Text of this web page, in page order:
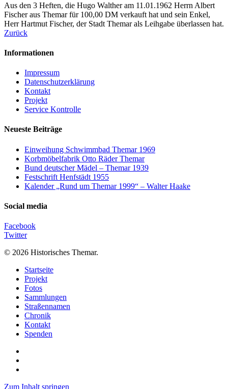
Aus den 3 Heften, die Hugo Walther am 11.01.1962 Herrn Albert
Fischer aus Themar für 100,00 DM verkauft hat und sein Enkel,
Herr Hartmut Fischer, der Stadt Themar als Leihgabe überlassen hat.
Zurück
Informationen
Impressum
Datenschutzerklärung
Kontakt
Projekt
Service Kontrolle
Neueste Beiträge
Einweihung Schwimmbad Themar 1969
Korbmöbelfabrik Otto Räder Themar
Bund deutscher Mädel – Themar 1939
Festschrift Henfstädt 1955
Kalender „Rund um Themar 1999“ – Walter Haake
Social media
Facebook
Twitter
© 2026 Historisches Themar.
Close
Menu
Startseite
Projekt
Fotos
Sammlungen
Straßennamen
Chronik
Kontakt
Spenden
Zum Inhalt springen